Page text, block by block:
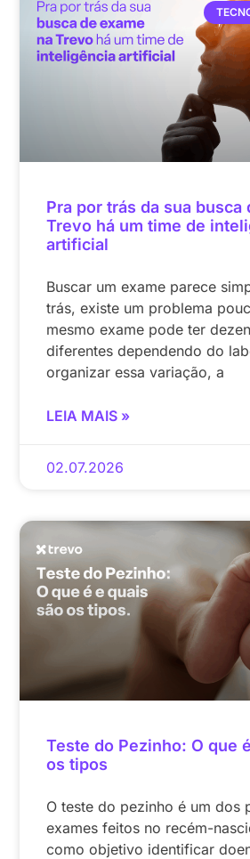
Pra por trás da sua busca
Trevo há um time de
artificial
Buscar um exame parece
trás, existe um problema
mesmo exame pode ter
diferentes dependendo do
organizar essa variação, a
LEIA MAIS »
02.07.2026
Teste do Pezinho: O que
os tipos
O teste do pezinho é um dos
exames feitos no recém-
como objetivo identificar